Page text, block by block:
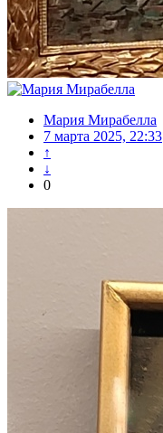
Мария Мирабелла
7 марта 2025, 22:33
↑
↓
0